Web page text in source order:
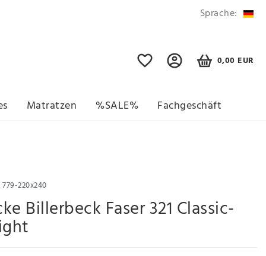
Sprache:
0,00 EUR
Matratzen %SALE% Fachgeschäft
779-220x240
Billerbeck Faser 321 Classic-